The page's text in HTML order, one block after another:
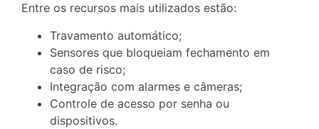
Entre os recursos mais utilizados estão:
Travamento automático;
Sensores que bloqueiam fechamento em
caso de risco;
Integração com alarmes e câmeras;
Controle de acesso por senha ou
dispositivos.